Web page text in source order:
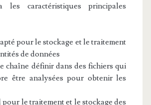
caractéristiques principales
pour le stockage et le traitement
de données
chaîne définir dans des fichiers qui
être analysées pour obtenir les
le traitement et le stockage des